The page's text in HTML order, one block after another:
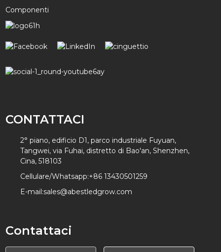
Componenti
CONTATTACI
2° piano, edificio D1, parco industriale Fuyuan,
Tangwei, via Fuhai, distretto di Bao'an, Shenzhen,
Cina, 518103
Cellulare/Whatsapp:+86 13430501259
E-mail:sales@abestledgrow.com
Contattaci